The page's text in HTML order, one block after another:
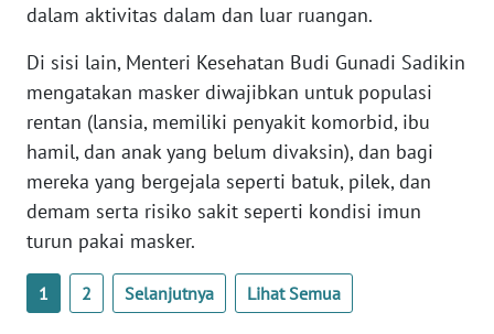
dalam aktivitas dalam dan luar ruangan.
Di sisi lain, Menteri Kesehatan Budi Gunadi Sadikin
mengatakan masker diwajibkan untuk populasi
rentan (lansia, memiliki penyakit komorbid, ibu
hamil, dan anak yang belum divaksin), dan bagi
mereka yang bergejala seperti batuk, pilek, dan
demam serta risiko sakit seperti kondisi imun
turun pakai masker.
1 2 Selanjutnya Lihat Semua
PAPUA
BARAT
WN
RIAU
WN
SERAMBI